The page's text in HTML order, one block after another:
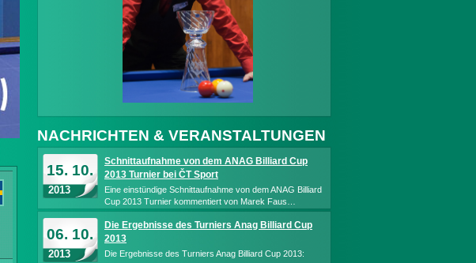
NACHRICHTEN & VERANSTALTUNGEN
15. 10.
2013
Schnittaufnahme von dem ANAG Billiard Cup
2013 Turnier bei ČT Sport
Eine einstündige Schnittaufnahme von dem ANAG Billiard
Cup 2013 Turnier kommentiert von Marek Faus…
06. 10.
2013
Die Ergebnisse des Turniers Anag Billiard Cup
2013
Die Ergebnisse des Turniers Anag Billiard Cup 2013: